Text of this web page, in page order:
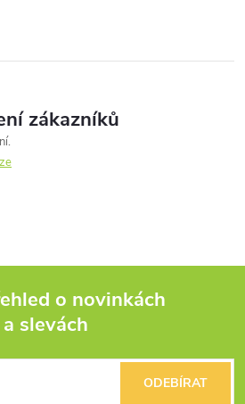
zákazníků
o novinkách
a slevách
ODEBÍRAT